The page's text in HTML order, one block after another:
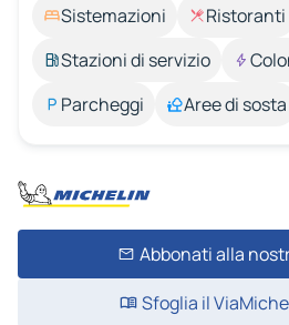
Sistemazioni Ristoranti
Stazioni di servizio
Parcheggi
Aree di sosta
Abbonati alla
Sfoglia il